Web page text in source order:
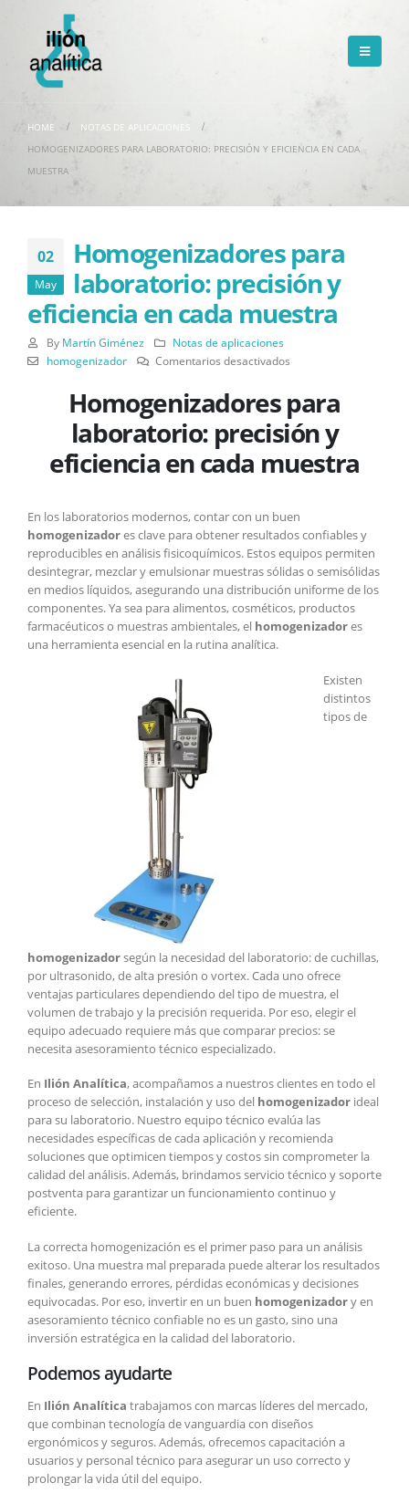
HOME
NOTAS DE APLICACIONES
HOMOGENIZADORES PARA LABORATORIO: PRECISIÓN Y EFICIENCIA EN CADA
MUESTRA
02
May
Homogenizadores para
laboratorio: precisión y
eficiencia en cada muestra
By Martín Giménez
Notas de aplicaciones
homogenizador
Comentarios desactivados
para
laboratorio:
precisión
eficiencia
muestra
Homogenizadores para
laboratorio: precisión y
eficiencia en cada muestra
En los laboratorios modernos, contar con un buen
homogenizadores clave para obtener resultados confiables y
reproducibles en análisis fisicoquímicos. Estos equipos permiten
desintegrar, mezclar y emulsionar muestras sólidas o semisólidas
en medios líquidos, asegurando una distribución uniforme de los
componentes. Ya sea para alimentos, cosméticos, productos
farmacéuticos o muestras ambientales, el homogenizadores
una herramienta esencial en la rutina analítica.
Existen
distintos
tipos de
homogenizadorsegún la necesidad del laboratorio: de cuchillas,
por ultrasonido, de alta presión o vortex. Cada uno ofrece
ventajas particulares dependiendo del tipo de muestra, el
volumen de trabajo y la precisión requerida. Por eso, elegir el
equipo adecuado requiere más que comparar precios: se
necesita asesoramiento técnico especializado.
En Ilión Analítica, acompañamos a nuestros clientes en todo el
proceso de selección, instalación y uso del homogenizador ideal
para su laboratorio. Nuestro equipo técnico evalúa las
necesidades específicas de cada aplicación y recomienda
soluciones que optimicen tiempos y costos sin comprometer la
calidad del análisis. Además, brindamos servicio técnico y soporte
postventa para garantizar un funcionamiento continuo y
eficiente.
La correcta homogenización es el primer paso para un análisis
exitoso. Una muestra mal preparada puede alterar los resultados
finales, generando errores, pérdidas económicas y decisiones
equivocadas. Por eso, invertir en un buen homogenizadory en
asesoramiento técnico confiable no es un gasto, sino una
inversión estratégica en la calidad del laboratorio.
Podemos ayudarte
En Ilión Analítica trabajamos con marcas líderes del mercado,
que combinan tecnología de vanguardia con diseños
ergonómicos y seguros. Además, ofrecemos capacitación a
usuarios y personal técnico para asegurar un uso correcto y
prolongar la vida útil del equipo.